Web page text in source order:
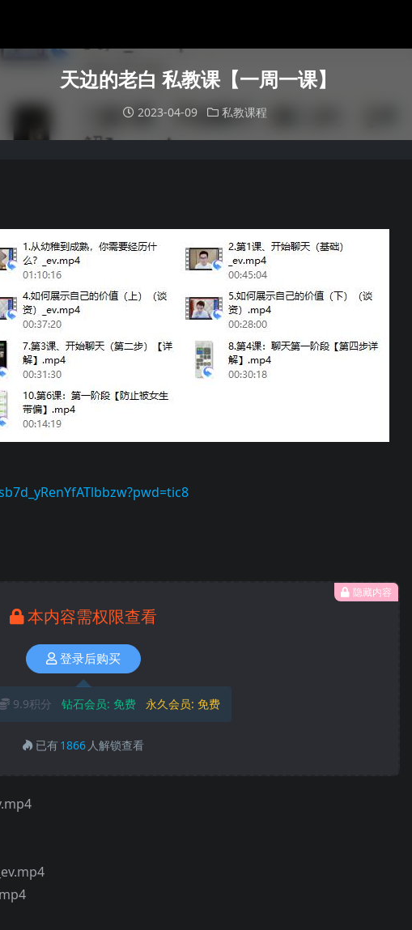
天边的老白 私教课【一周一课】
2023-04-09 私教课程
隐藏内容
本内容需权限查看
登录后购买
9.9积分 钻石会员: 免费 永久会员: 免费
已有1866 人解锁查看